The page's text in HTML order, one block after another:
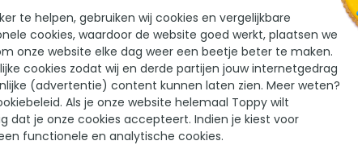
- 472 x 472 cm
Op voorraad
-5%
Chloordrijver (voor grote
chloortabletten)
8,95
8,50
te helpen, gebruiken wij cookies en vergelijkbare
cookies, waardoor de website goed werkt, plaatsen we
onze website elke dag weer een beetje beter te maken.
cookies zodat wij en derde partijen jouw internetgedrag
(advertentie) content kunnen laten zien. Meer weten?
Als je onze website helemaal Toppy wilt
dat je onze cookies accepteert. Indien je kiest voor
functionele en analytische cookies.